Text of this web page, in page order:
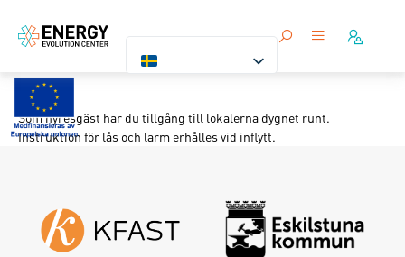
Larm
Som hyresgäst har du tillgång till lokalerna dygnet runt.
Instruktion för lås och larm erhålles vid inflytt.